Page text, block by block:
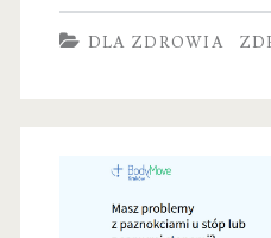
DLA ZDROWIA